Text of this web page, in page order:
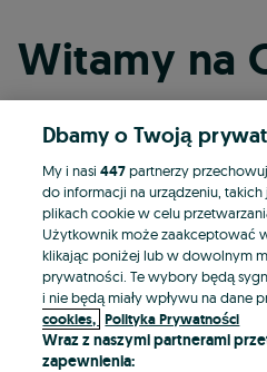
Witamy na
Kontynuuj
Kontynuuj
Kontynuuj
LUB
Dbamy o Twoją
My i nasi447partnerzy
do informacji na urządzeniu,
plikach cookie w celu
Użytkownik może zaakceptować
klikając poniżej lub w dowolnym
prywatności. Te wybory będą
i nie będą miały wpływu na dane
cookies, Polityka Prywatności
Wraz z naszymi partnerami
zapewnienia: